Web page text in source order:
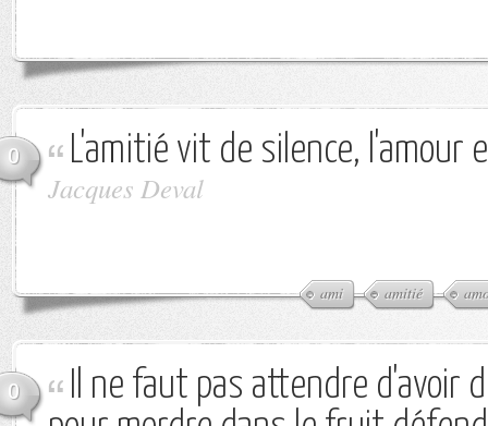
0 L'amitié vit de silence, l'amour
Jacques Deval
ami amitié
0
Il ne faut pas attendre d'avoir